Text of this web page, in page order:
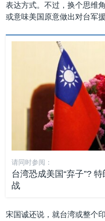
表达方式。不过，换个思维
或意味美国原意做出对台军援
请同时参阅：
台湾恐成美国“弃子”?
战
宋国诚还说，就台湾或整个